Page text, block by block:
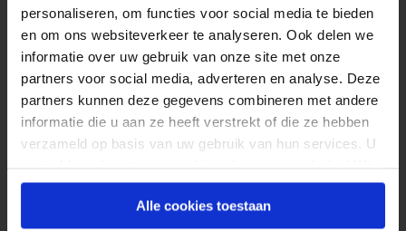
personaliseren, om functies voor social media te bieden
en om ons websiteverkeer te analyseren. Ook delen we
informatie over uw gebruik van onze site met onze
partners voor social media, adverteren en analyse. Deze
partners kunnen deze gegevens combineren met andere
informatie die u aan ze heeft verstrekt of die ze hebben
verzameld op basis van uw gebruik van hun services. U
gebruiken.
Alle cookies toestaan
De beoordelingen moeten van hoge kwaliteit
zijn. Deze beoordelingen moeten vanaf
betrouwbare derde partij komen (zoals
Trustpilot, KiyOh, Ekom etc.). Daarnaast ben je
‘mogen’ gebruiken van de beoordeling in de
advertentietekst.